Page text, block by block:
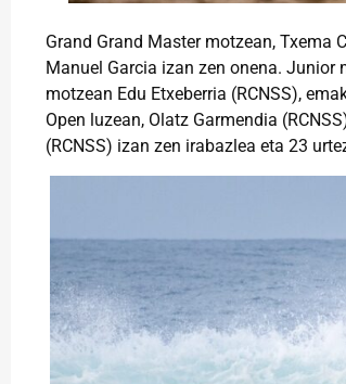
Grand Grand Master motzean, Txema
Manuel Garcia izan zen onena. Junior
motzean Edu Etxeberria (RCNSS),
Open luzean, Olatz Garmendia
(RCNSS) izan zen irabazlea eta 23